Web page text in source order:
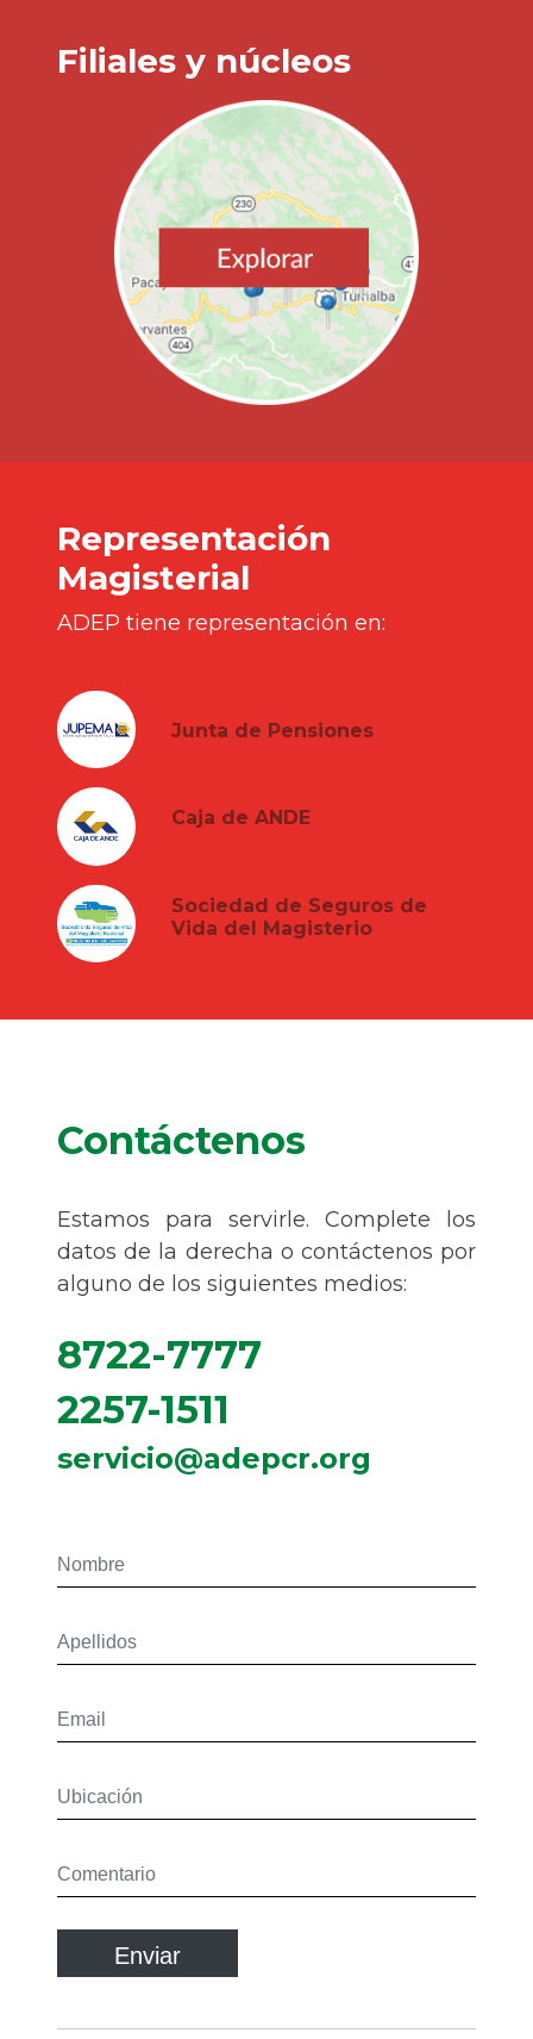
Filiales y núcleos
Representación
Magisterial
ADEP tiene representación en:
Junta de Pensiones
Caja de ANDE
Sociedad de Seguros de
Vida del Magisterio
Contáctenos
Estamos para servirle. Complete los
datos de la derecha o contáctenos por
alguno de los siguientes medios:
8722-7777
2257-1511
servicio@adepcr.org